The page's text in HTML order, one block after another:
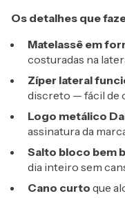
Os detalhes que
Matelassê em
costuradas na
Zíper lateral
discreto — fácil de
Logo metálico
assinatura da
Salto bloco bem
dia inteiro sem
Cano curto que